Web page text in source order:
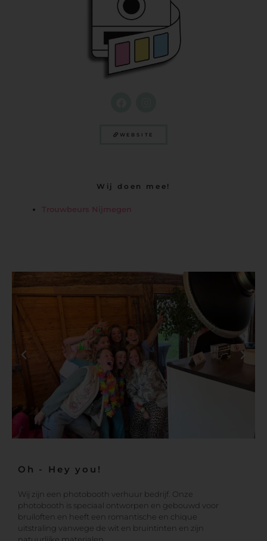
WEBSITE
Wij doen mee!
Trouwbeurs Nijmegen
Oh - Hey you!
Wij zijn een photobooth verhuur bedrijf. Onze
photobooth is speciaal ontworpen en gebouwd voor
bruiloften en heeft een romantische en chique
uitstraling vanwege de wit en bruintinten en zijn